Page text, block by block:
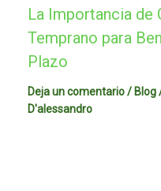
La Importancia de
Temprano para
Plazo
Deja un comentario / Blog
D'alessandro